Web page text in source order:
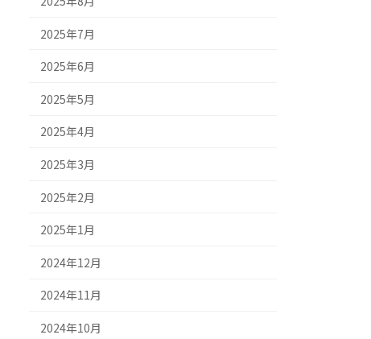
2025年7月
2025年6月
2025年5月
2025年4月
2025年3月
2025年2月
2025年1月
2024年12月
2024年11月
2024年10月